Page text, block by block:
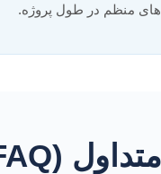
منظم در طول پروژه.